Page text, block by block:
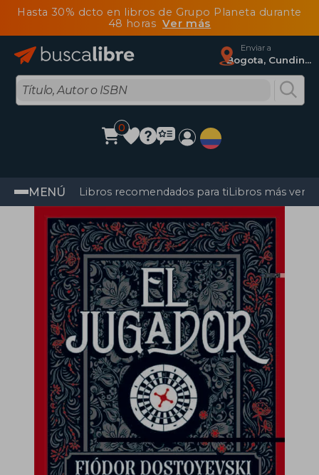
Hasta 30% dcto en libros de Grupo Planeta durante
48 horasVer más
Enviar a
Bogota, Cundinamarca
0
MENÚ Libros recomendados para tiLibros más